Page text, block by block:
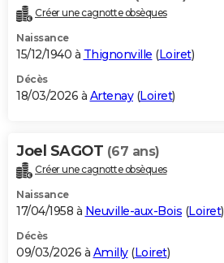
Créer une cagnotte obsèques
Naissance
15/12/1940 à Thignonville (Loiret)
Décès
18/03/2026 à Artenay(Loiret)
Joel SAGOT (67 ans)
Créer une cagnotte obsèques
Naissance
17/04/1958 à Neuville-aux-Bois (Loiret)
Décès
09/03/2026 à Amilly(Loiret)